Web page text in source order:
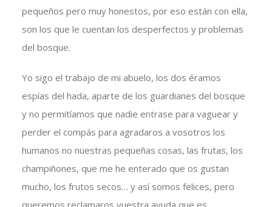
pequeños pero muy honestos, por eso están con ella,
son los que le cuentan los desperfectos y problemas
del bosque.
Yo sigo el trabajo de mi abuelo, los dos éramos
espías del hada, aparte de los guardianes del bosque
y no permitíamos que nadie entrase para vaguear y
perder el compás para agradaros a vosotros los
humanos no nuestras pequeñas cosas, las frutas, los
champiñones, que me he enterado que os gustan
mucho, los frutos secos… y así somos felices, pero